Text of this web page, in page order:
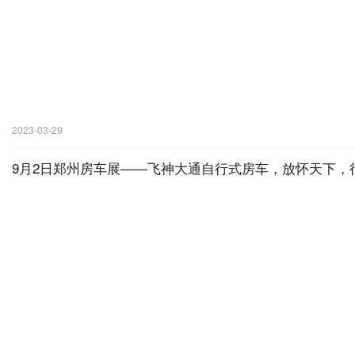
2023-03-29
9月2日郑州房车展——飞神大通自行式房车，放怀天下，